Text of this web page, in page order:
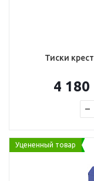
4 180
Уцененный товар